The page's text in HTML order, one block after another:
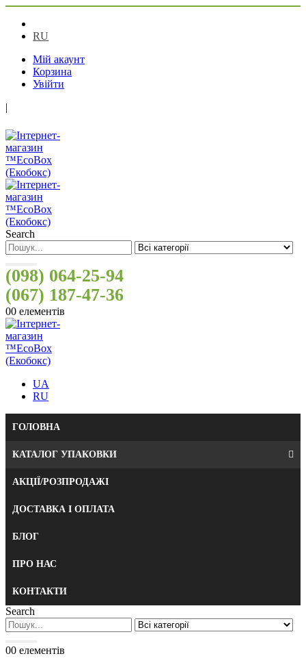
RU
Мій акаунт
Корзина
Увійти
|
Search
(098) 064-25-94
(067) 187-47-36
00 елементів
UA
RU
ГОЛОВНА
КАТАЛОГ УПАКОВКИ
АКЦІЇ/РОЗПРОДАЖІ
ДОСТАВКА І ОПЛАТА
БЛОГ
ПРО НАС
КОНТАКТИ
Search
00 елементів